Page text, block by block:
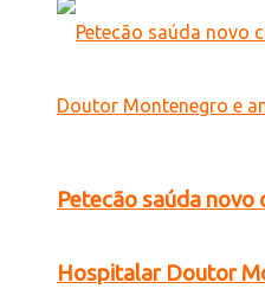
Petecão saúda
Hospitalar Doutor